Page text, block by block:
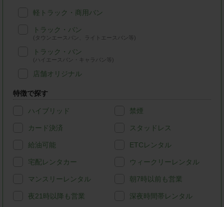
軽トラック・商用バン
トラック・バン
(タウンエースバン、ライトエースバン等)
トラック・バン
(ハイエースバン・キャラバン等)
店舗オリジナル
特徴で探す
ハイブリッド 禁煙
カード決済 スタッドレス
給油可能 ETCレンタル
宅配レンタカー ウィークリーレンタル
マンスリーレンタル 朝7時以前も営業
夜21時以降も営業 深夜時間帯レンタル